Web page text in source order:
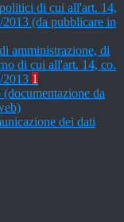
di cui all'art. 14,
(da pubblicare in
amministrazione, di
di cui all'art. 14, co.
2013 1
da
dei dati